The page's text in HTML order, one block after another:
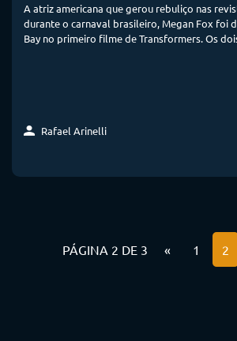
A atriz americana que gerou rebuliço nas
durante o carnaval brasileiro, Megan Fox foi
Bay no primeiro filme de Transformers. Os
Rafael Arinelli
PÁGINA 2 DE 3 « 1 2